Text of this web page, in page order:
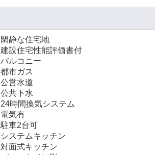
閑静な住宅地
建設住宅性能評価書付
バルコニー
都市ガス
公営水道
公共下水
24時間換気システム
電気有
駐車2台可
システムキッチン
対面式キッチン